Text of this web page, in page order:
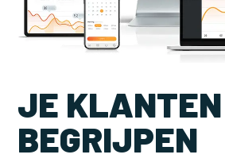
JE KLANTEN
BEGRIJPEN